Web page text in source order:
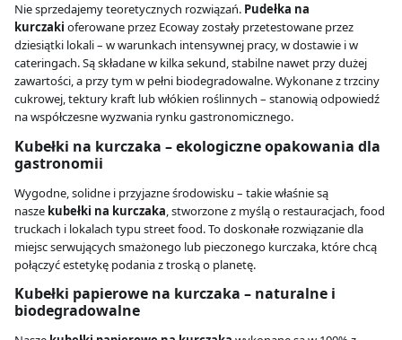
Nie sprzedajemy teoretycznych rozwiązań. Pudełka na
kurczaki oferowane przez Ecoway zostały przetestowane przez
dziesiątki lokali – w warunkach intensywnej pracy, w dostawie i w
cateringach. Są składane w kilka sekund, stabilne nawet przy dużej
zawartości, a przy tym w pełni biodegradowalne. Wykonane z trzciny
cukrowej, tektury kraft lub włókien roślinnych – stanowią odpowiedź
na współczesne wyzwania rynku gastronomicznego.
Kubełki na kurczaka – ekologiczne opakowania dla
gastronomii
Wygodne, solidne i przyjazne środowisku – takie właśnie są
nasze kubełki na kurczaka, stworzone z myślą o restauracjach, food
truckach i lokalach typu street food. To doskonałe rozwiązanie dla
miejsc serwujących smażonego lub pieczonego kurczaka, które chcą
połączyć estetykę podania z troską o planetę.
Kubełki papierowe na kurczaka – naturalne i
biodegradowalne